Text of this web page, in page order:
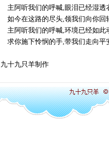
主阿听我们的呼喊,眼泪已经湿透
如今在这路的尽头,领我们向你
主阿听我们的呼喊,环境已经如此
求你施下怜悯的手,带我们走向平
九十九只羊制作